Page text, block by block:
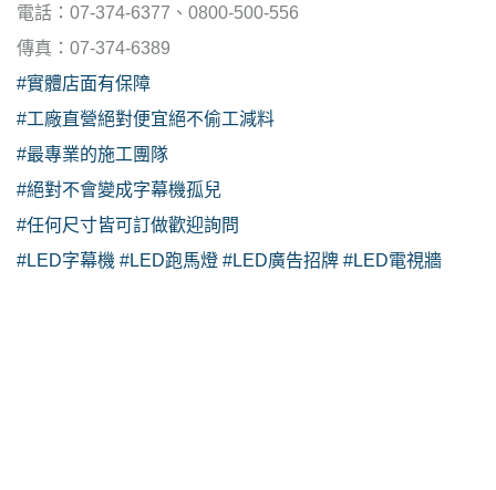
電話：07-374-6377、0800-500-556
傳真：07-374-6389
#實體店面有保障
#工廠直營絕對便宜絕不偷工減料
#最專業的施工團隊
#絕對不會變成字幕機孤兒
#任何尺寸皆可訂做歡迎詢問
#LED字幕機 #LED跑馬燈 #LED廣告招牌 #LED電視牆